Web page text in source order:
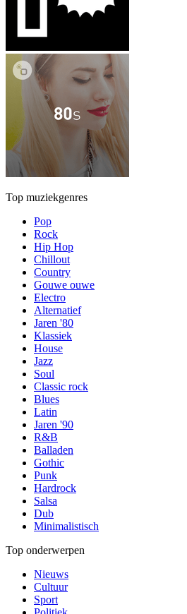
Top muziekgenres
Pop
Rock
Hip Hop
Chillout
Country
Gouwe ouwe
Electro
Alternatief
Jaren '80
Klassiek
House
Jazz
Soul
Classic rock
Blues
Latin
Jaren '90
R&B
Balladen
Gothic
Punk
Hardrock
Salsa
Dub
Minimalistisch
Top onderwerpen
Nieuws
Cultuur
Sport